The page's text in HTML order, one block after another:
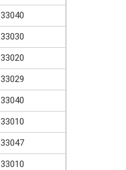
33040
33030
33020
33029
33040
33010
33047
33010